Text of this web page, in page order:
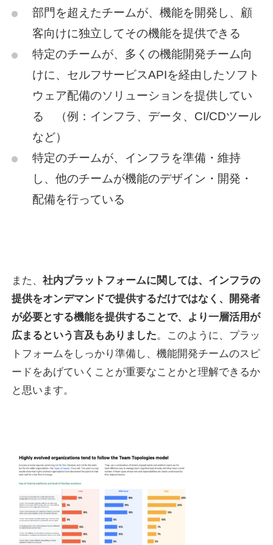
部門を超えたチームが、機能を開発し、顧
客向けに独立してその機能を提供できる
特定のチームが、多くの機能開発チーム向
けに、セルフサービスAPIを経由したソフト
ウェア配備のソリューションを提供してい
る （例：インフラ、データ、CI/CDツール
など）
特定のチームが、インフラを準備・維持
し、他のチームが機能のデザイン・開発・
配備を行っている
また、社内プラットフォームに関しては、インフラの
提供をオンデマンドで提供するだけではなく、開発者
が必要とする機能を提供することで、より一層活用が
広まるという言及もありました。このように、プラッ
トフォームをしっかり準備し、機能開発チームのスピ
ードをあげていくことが重要なことかと理解できるか
と思います。